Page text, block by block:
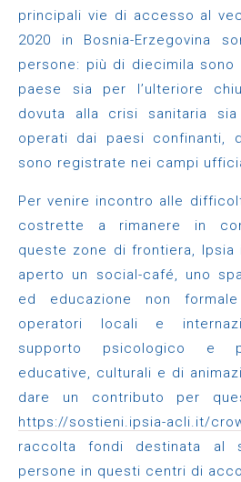
principali vie di accesso al
2020 in Bosnia-Erzegovina
persone: più di diecimila
paese sia per l’ulteriore
dovuta alla crisi sanitaria
operati dai paesi confinanti,
sono registrate nei campi
Per venire incontro alle
costrette a rimanere in
queste zone di frontiera, Ipsia
aperto un social-café, uno
ed educazione non
operatori locali e
supporto psicologico e
educative, culturali e di
dare un contributo per
https://sostieni.ipsia-acli.it/
raccolta fondi destinata al
persone in questi centri di